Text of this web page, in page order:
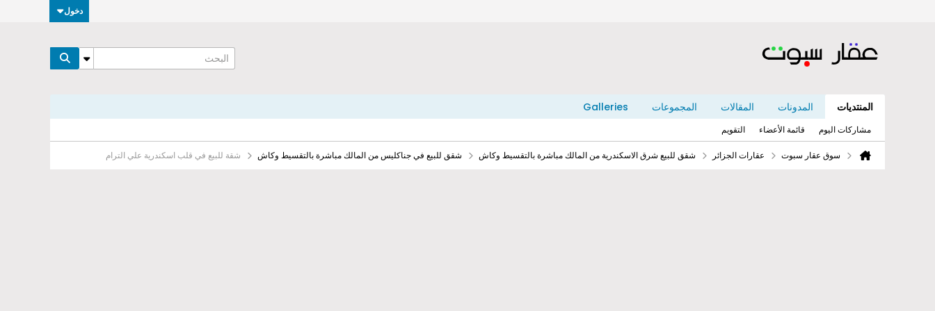
دخول
المنتديات المدونات المقالات المجموعات Galleries
مشاركات اليوم قائمة الأعضاء التقويم
سوق عقار سبوت عقارات الجزائر شقق للبيع شرق الاسكندرية من المالك مباشرة بالتقسيط وكاش شقق للبيع في جناكليس من المالك مباشرة بالتقسيط وكاش شقة للبيع في قلب اسكندرية علي الترام